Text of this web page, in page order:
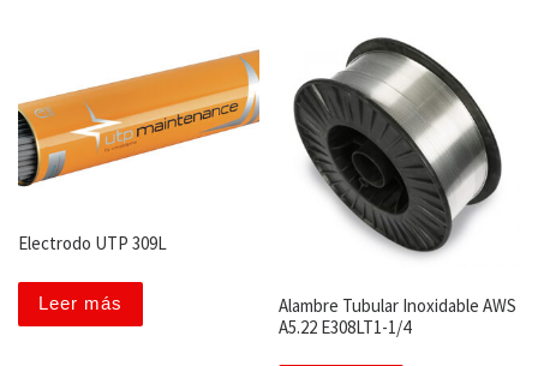
Electrodo UTP 309L
Leer más
Alambre Tubular Inoxidable AWS
A5.22 E308LT1-1/4